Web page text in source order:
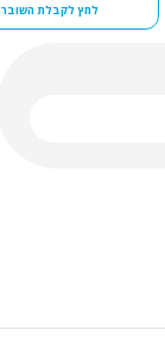
לחץ לקבלת השובר